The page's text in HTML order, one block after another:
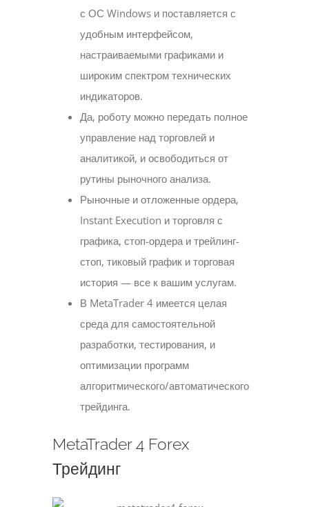
с ОС Windows и поставляется с
удобным интерфейсом,
настраиваемыми графиками и
широким спектром технических
индикаторов.
Да, роботу можно передать полное
управление над торговлей и
аналитикой, и освободиться от
рутины рыночного анализа.
Рыночные и отложенные ордера,
Instant Execution и торговля с
графика, стоп-ордера и трейлинг-
стоп, тиковый график и торговая
история — все к вашим услугам.
В MetaTrader 4 имеется целая
среда для самостоятельной
разработки, тестирования, и
оптимизации программ
алгоритмического/автоматического
трейдинга.
MetaTrader 4 Forex
Трейдинг